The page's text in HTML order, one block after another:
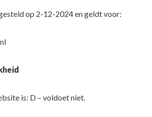
op 2-12-2024 en geldt voor:
is: D – voldoet niet.